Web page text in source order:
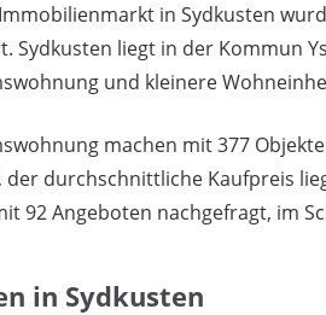
in Sydkusten
Sydkusten liegt in der Kommun
und kleinere
machen mit 377
der durchschnittliche Kaufpreis
92 Angeboten nachgefragt, im
in Sydkusten